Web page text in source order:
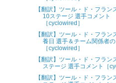
【翻訳】ツール・ド・フラン
10ステージ 選手コメント
［cyclowired］
【翻訳】ツール・ド・フラン
養日 選手＆チーム関係者の
［cyclowired］
【翻訳】ツール・ド・フラン
ステージ 選手コメント［
【翻訳】ツール・ド・フラン